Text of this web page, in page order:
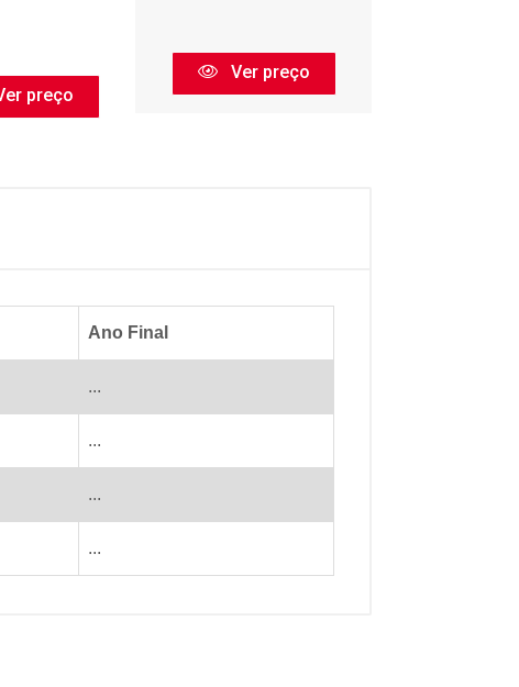
preço
Ver preço
Ano Final
...
...
...
...